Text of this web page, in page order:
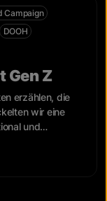
Campaign
DOOH
Gen Z
erzählen, die
wir eine
und